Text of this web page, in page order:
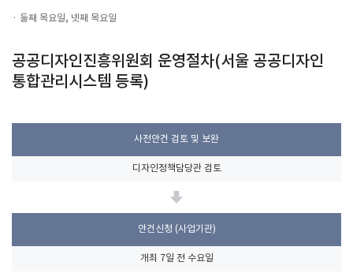
둘째 목요일, 넷째 목요일
공공디자인진흥위원회 운영절차(서울 공공디자인
통합관리시스템 등록)
사전안건 검토 및 보완
디자인정책담당관 검토
안건신청 (사업기관)
개최 7일 전 수요일